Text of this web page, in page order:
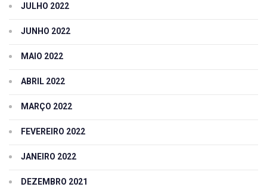
JULHO 2022
JUNHO 2022
MAIO 2022
ABRIL 2022
MARÇO 2022
FEVEREIRO 2022
JANEIRO 2022
DEZEMBRO 2021